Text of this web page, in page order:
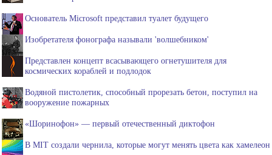
Основатель Microsoft представил туалет будущего
Изобретателя фонографа называли 'волшебником'
Представлен концепт всасывающего огнетушителя для
космических кораблей и подлодок
Водяной пистолетик, способный прорезать бетон, поступил на
вооружение пожарных
«Шоринофон» — первый отечественный диктофон
В MIT создали чернила, которые могут менять цвета как хамелеон